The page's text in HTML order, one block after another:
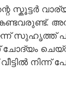
സ്കൂട്ടർ
സുഹൃത്ത്
വീട്ടിൽ